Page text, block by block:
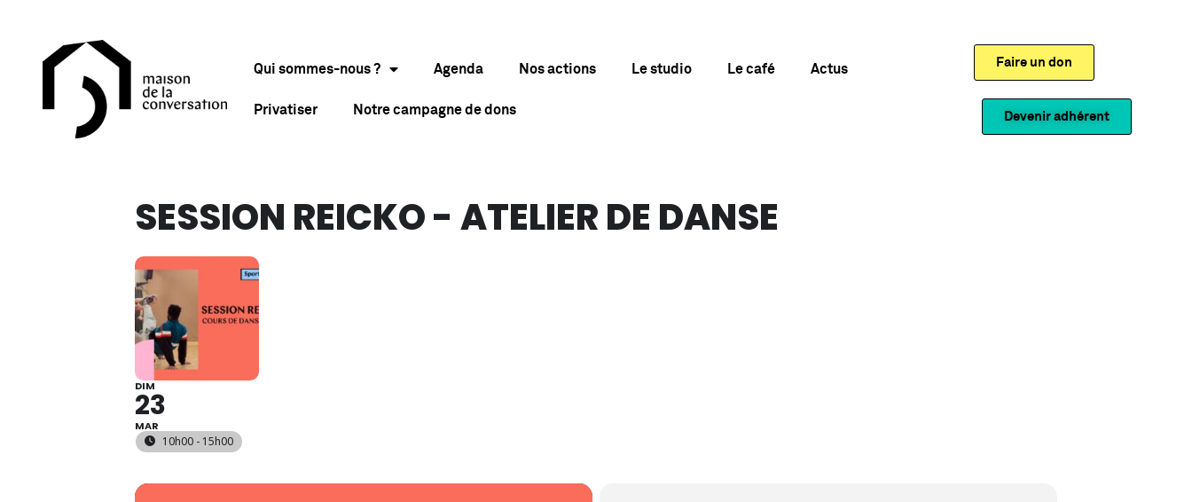
Qui sommes-nous ? Agenda Nos actions Le studio Le café Actus
Privatiser Notre campagne de dons
Faire un don
Devenir adhérent
SESSION REICKO - ATELIER DE DANSE
DIM
23
MAR
10h00 - 15h00